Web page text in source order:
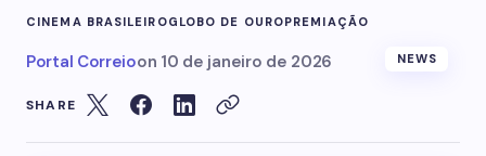
CINEMA BRASILEIROGLOBO DE OUROPREMIAÇÃO
Portal Correioon 10 de janeiro de 2026 NEWS
SHARE